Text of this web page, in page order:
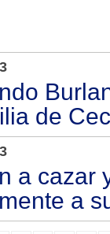
de
a cazar
a